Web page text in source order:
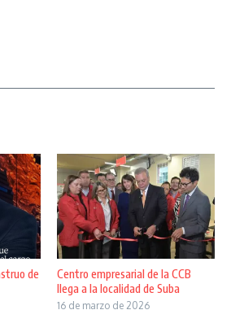
de
Centro empresarial de la CCB
llega a la localidad de Suba
16 de marzo de 2026